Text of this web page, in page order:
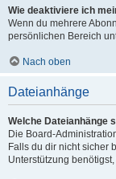
Wie deaktiviere ich
Wenn du mehrere
persönlichen Bereich
Nach oben
Dateianhänge
Welche Dateianhänge
Die Board-
Falls du dir nicht sicher
Unterstützung